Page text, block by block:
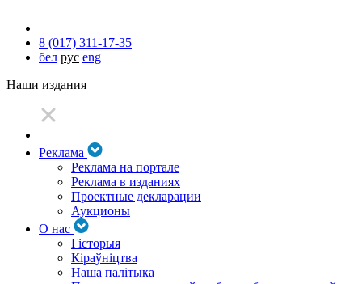
8 (017) 311-17-35
бел рус eng
Наши издания
Реклама
Реклама на портале
Реклама в изданиях
Проектные декларации
Аукционы
О нас
Гісторыя
Кіраўніцтва
Наша палітыка